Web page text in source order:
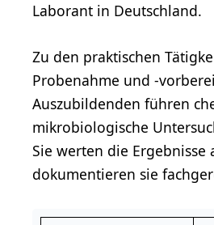
Laborant in Deutschland.
Zu den praktischen
Probenahme und -
Auszubildenden führen
mikrobiologische
Sie werten die Ergebnisse
dokumentieren sie